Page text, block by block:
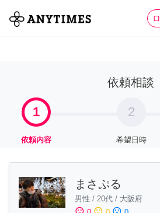
全て
依頼相談
1
依頼内容
2
希望日時
まさぷる
男性 / 20代 / 大阪府
sentiment_satisfied sentiment_neutral sentiment_dissatisfied